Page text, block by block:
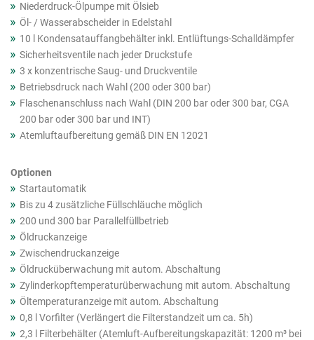
Niederdruck-Ölpumpe mit Ölsieb
Öl- / Wasserabscheider in Edelstahl
10 l Kondensatauffangbehälter inkl. Entlüftungs-Schalldämpfer
Sicherheitsventile nach jeder Druckstufe
3 x konzentrische Saug- und Druckventile
Betriebsdruck nach Wahl (200 oder 300 bar)
Flaschenanschluss nach Wahl (DIN 200 bar oder 300 bar, CGA
200 bar oder 300 bar und INT)
Atemluftaufbereitung gemäß DIN EN 12021
Optionen
Startautomatik
Bis zu 4 zusätzliche Füllschläuche möglich
200 und 300 bar Parallelfüllbetrieb
Öldruckanzeige
Zwischendruckanzeige
Öldrucküberwachung mit autom. Abschaltung
Zylinderkopftemperaturüberwachung mit autom. Abschaltung
Öltemperaturanzeige mit autom. Abschaltung
0,8 l Vorfilter (Verlängert die Filterstandzeit um ca. 5h)
2,3 l Filterbehälter (Atemluft-Aufbereitungskapazität: 1200 m³ bei